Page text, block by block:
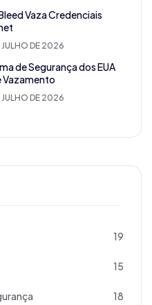
Vaza Credenciais
JULHO DE 2026
de Segurança dos EUA
JULHO DE 2026
19
15
18